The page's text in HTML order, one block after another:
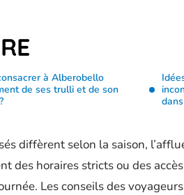
à Alberobello
de ses trulli et de son
diffèrent selon la saison,
des horaires stricts ou des
Les conseils des